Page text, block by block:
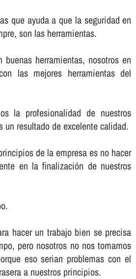
que ayuda a que la seguridad en
son las herramientas.
herramientas, nosotros en
las mejores herramientas del
la profesionalidad de nuestros
un resultado de excelente calidad.
de la empresa es no hacer
en la finalización de nuestros
hacer un trabajo bien se precisa
pero nosotros no nos tomamos
eso serian problemas con el
a nuestros principios.